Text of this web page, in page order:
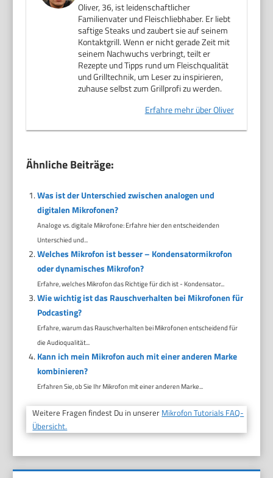
Oliver, 36, ist leidenschaftlicher
Familienvater und Fleischliebhaber. Er liebt
saftige Steaks und zaubert sie auf seinem
Kontaktgrill. Wenn er nicht gerade Zeit mit
seinem Nachwuchs verbringt, teilt er
Rezepte und Tipps rund um Fleischqualität
und Grilltechnik, um Leser zu inspirieren,
zuhause selbst zum Grillprofi zu werden.
Erfahre mehr über Oliver
Ähnliche Beiträge:
Was ist der Unterschied zwischen analogen und
digitalen Mikrofonen?
Analoge vs. digitale Mikrofone: Erfahre hier den entscheidenden
Unterschied und...
Welches Mikrofon ist besser – Kondensatormikrofon
oder dynamisches Mikrofon?
Erfahre, welches Mikrofon das Richtige für dich ist - Kondensator...
Wie wichtig ist das Rauschverhalten bei Mikrofonen für
Podcasting?
Erfahre, warum das Rauschverhalten bei Mikrofonen entscheidend für
die Audioqualität...
Kann ich mein Mikrofon auch mit einer anderen Marke
kombinieren?
Erfahren Sie, ob Sie Ihr Mikrofon mit einer anderen Marke...
Weitere Fragen findest Du in unserer Mikrofon Tutorials FAQ-
Übersicht.